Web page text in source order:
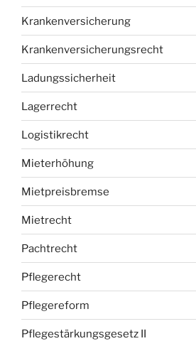
Krankenversicherung
Krankenversicherungsrecht
Ladungssicherheit
Lagerrecht
Logistikrecht
Mieterhöhung
Mietpreisbremse
Mietrecht
Pachtrecht
Pflegerecht
Pflegereform
Pflegestärkungsgesetz II